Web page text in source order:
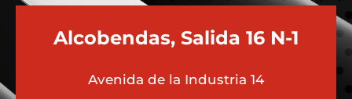
Alcobendas, Salida 16 N-1
Avenida de la Industria 14